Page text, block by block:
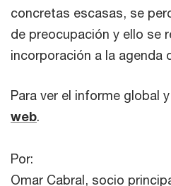
concretas escasas, se
de preocupación y ello se
incorporación a la agenda
Para ver el informe global
web.
Por:
Omar Cabral, socio